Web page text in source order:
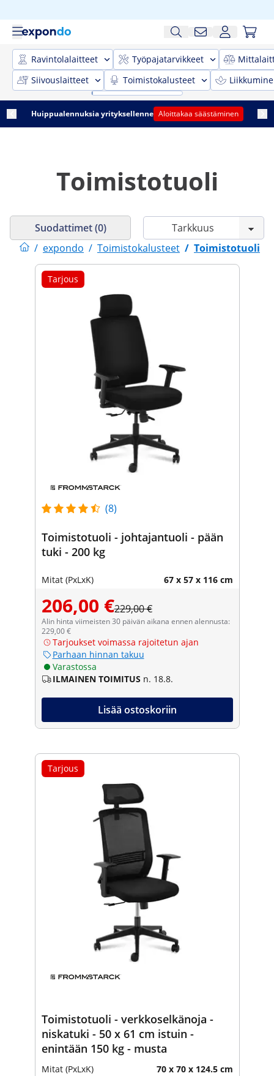
Ravintolalaitteet Työpajatarvikkeet
Siivouslaitteet
Toimistokalusteet
Huippualennuksia yrityksellenne Aloittakaa säästäminen
Toimistotuoli
/ expondo / Toimistokalusteet / Toimistotuoli
Suodattimet (0)
Tarjous
(8)
Toimistotuoli - johtajantuoli - pään
tuki - 200 kg
Mitat (PxLxK) 67 x 57 x 116 cm
206,00 €229,00 €
Alin hinta viimeisten 30 päivän aikana ennen alennusta:
229,00 €
Tarjoukset voimassa rajoitetun ajan
Parhaan hinnan takuu
Varastossa
ILMAINEN TOIMITUS n. 18.8.
Lisää ostoskoriin
Tarjous
Toimistotuoli - verkkoselkänoja -
niskatuki - 50 x 61 cm istuin -
enintään 150 kg - musta
Mitat (PxLxK) 70 x 70 x 124.5 cm